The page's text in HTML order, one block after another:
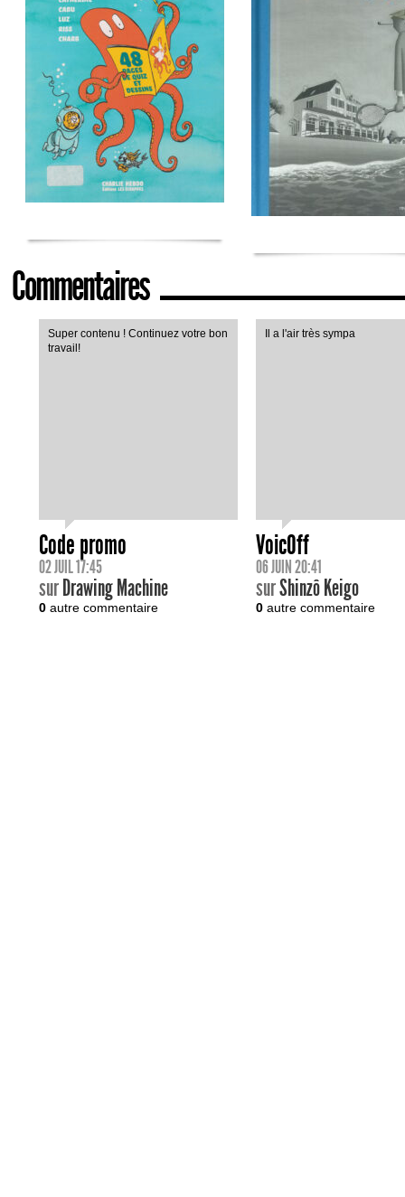
Commentaires
Super contenu ! Continuez votre bon
travail!
Code promo
02 JUIL 17:45
sur Drawing Machine
0autre commentaire
Il a l'air très sympa
VoicOff
06 JUIN 20:41
surShinzô Keigo
0autre commentaire